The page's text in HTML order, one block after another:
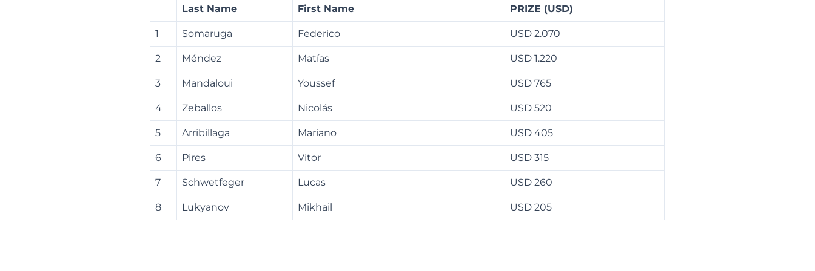
Last Name First Name PRIZE (USD)
1 Somaruga Federico USD 2.070
2 Méndez Matías USD 1.220
3 Mandaloui Youssef USD 765
4 Zeballos Nicolás USD 520
5 Arribillaga Mariano USD 405
6 Pires Vitor USD 315
7 Schwetfeger Lucas USD 260
8 Lukyanov Mikhail USD 205